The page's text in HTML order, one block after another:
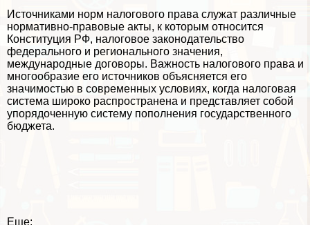
Источниками норм налогового права служат различные
нормативно-правовые акты, к которым относится
Конституция РФ, налоговое законодательство
федерального и регионального значения,
международные договоры. Важность налогового права и
многообразие его источников объясняется его
значимостью в современных условиях, когда налоговая
система широко распространена и представляет собой
упорядоченную систему пополнения государственного
бюджета.
Еще: